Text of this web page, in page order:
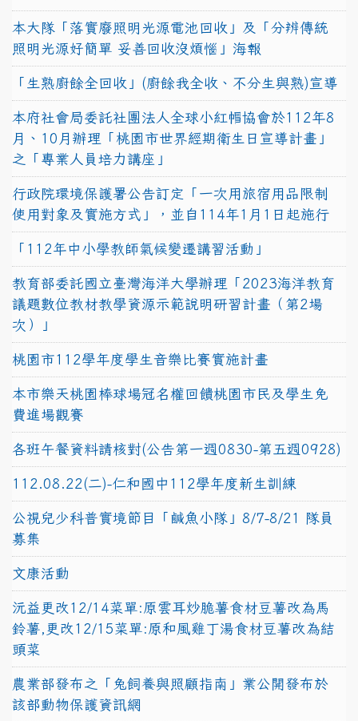
本大隊「落實廢照明光源電池回收」及「分辨傳統
照明光源好簡單 妥善回收沒煩惱」海報
「生熟廚餘全回收」(廚餘我全收、不分生與熟)宣導
本府社會局委託社團法人全球小紅帽協會於112年8
月、10月辦理「桃園市世界經期衛生日宣導計畫」
之「專業人員培力講座」
行政院環境保護署公告訂定「一次用旅宿用品限制
使用對象及實施方式」，並自114年1月1日起施行
「112年中小學教師氣候變遷講習活動」
教育部委託國立臺灣海洋大學辦理「2023海洋教育
議題數位教材教學資源示範說明研習計畫（第2場
次）」
桃園市112學年度學生音樂比賽實施計畫
本市樂天桃園棒球場冠名權回饋桃園市民及學生免
費進場觀賽
各班午餐資料請核對(公告第一週0830-第五週0928)
112.08.22(二)-仁和國中112學年度新生訓練
公視兒少科普實境節目「鹹魚小隊」8/7-8/21 隊員
募集
文康活動
沅益更改12/14菜單:原雲耳炒脆薯食材豆薯改為馬
鈴薯,更改12/15菜單:原和風雞丁湯食材豆薯改為結
頭菜
農業部發布之「兔飼養與照顧指南」業公開發布於
該部動物保護資訊網